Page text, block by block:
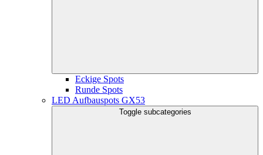
Eckige Spots
Runde Spots
LED Aufbauspots GX53
Toggle subcategories